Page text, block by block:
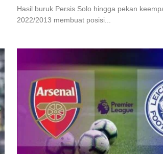
Hasil buruk Persis Solo hingga pekan
2022/2013 membuat posisi...